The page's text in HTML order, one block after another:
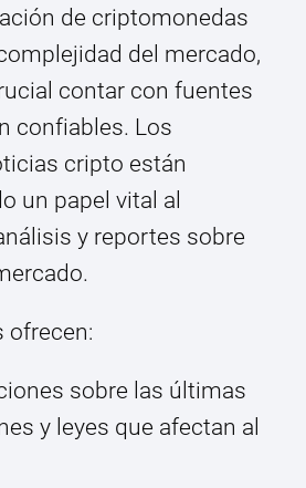
de criptomonedas
del mercado,
contar con fuentes
confiables. Los
cripto están
un papel vital al
y reportes sobre
ofrecen:
sobre las últimas
y leyes que afectan al